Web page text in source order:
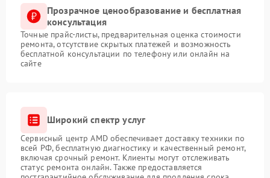
Прозрачное ценообразование и бесплатная
консультация
Точные прайс-листы, предварительная оценка стоимости
ремонта, отсутствие скрытых платежей и возможность
бесплатной консультации по телефону или онлайн на
сайте
Широкий спектр услуг
Сервисный центр AMD обеспечивает доставку техники по
всей РФ, бесплатную диагностику и качественный ремонт,
включая срочный ремонт. Клиенты могут отслеживать
статус ремонта онлайн. Также предоставляется